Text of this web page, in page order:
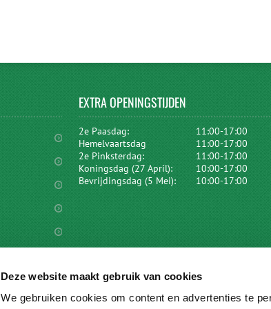
Deze website maakt gebruik van cookies
We gebruiken cookies om content en advertenties te
EXTRAOPENINGSTIJDEN
2e Paasdag:
11:00-17:00
Hemelvaartsdag
11:00-17:00
2e Pinksterdag:
11:00-17:00
Koningsdag (27 April):
10:00-17:00
Bevrijdingsdag (5 Mei):
10:00-17:00